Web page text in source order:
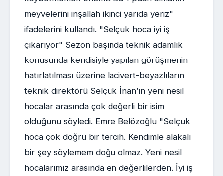
meyvelerini inşallah ikinci yarıda yeriz"
ifadelerini kullandı. "Selçuk hoca iyi iş
çıkarıyor" Sezon başında teknik adamlık
konusunda kendisiyle yapılan görüşmenin
hatırlatılması üzerine lacivert-beyazlıların
teknik direktörü Selçuk İnan’ın yeni nesil
hocalar arasında çok değerli bir isim
olduğunu söyledi. Emre Belözoğlu "Selçuk
hoca çok doğru bir tercih. Kendimle alakalı
bir şey söylemem doğu olmaz. Yeni nesil
hocalarımız arasında en değerlilerden. İyi iş